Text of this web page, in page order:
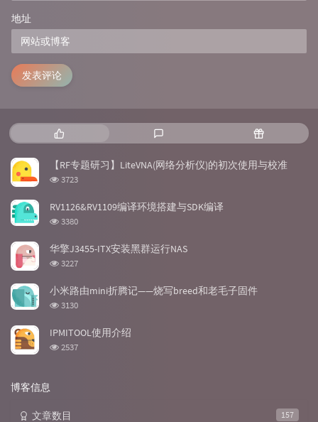
地址
发表评论
热
门
文
章
新
评
论
随
机
文
章
【RF专题研习】LiteVNA(网络分析仪)的初次使用与校准
浏
次
3723
RV1126&RV1109编译环境搭建与SDK编译
浏
次
数:
3380
华擎J3455-ITX安装黑群运行NAS
浏
次
数:
3227
小米路由mini折腾记——烧写breed和老毛子固件
浏
次
3130
IPMITOOL使用介绍
浏
2537
博客信息
157
文章数目